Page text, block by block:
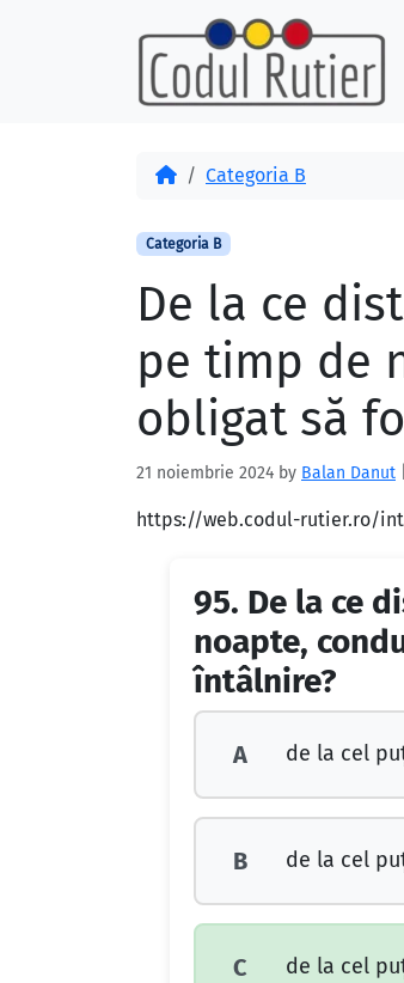
AcasăCategoria B
Categoria B
De la ce
pe timp de
obligat să
21 noiembrie 2024 by Balan Danut
https://web.codul-rutier.ro/
95. De la ce
noapte,
întâlnire?
A de la cel
B de la cel
C de la cel